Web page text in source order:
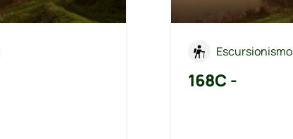
Escursionismo
168C -